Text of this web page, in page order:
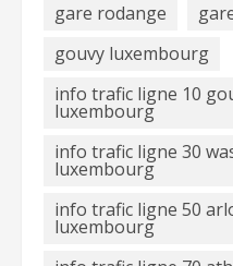
gare rodange
gouvy luxembourg
info trafic ligne 10
luxembourg
info trafic ligne 30
luxembourg
info trafic ligne 50
luxembourg